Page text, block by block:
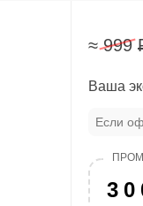
≈ 999
Ваша
Если